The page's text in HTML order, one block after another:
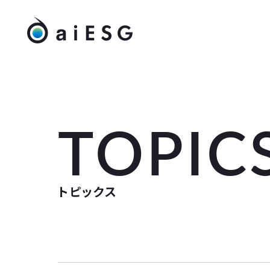
トピックス